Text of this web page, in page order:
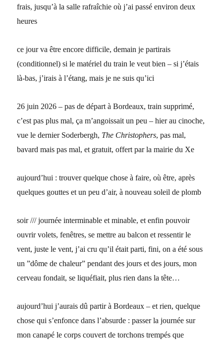
frais, jusqu’à la salle rafraîchie où j’ai passé environ deux
heures
ce jour va être encore difficile, demain je partirais
(conditionnel) si le matériel du train le veut bien – si j’étais
là-bas, j’irais à l’étang, mais je ne suis qu’ici
26 juin 2026 – pas de départ à Bordeaux, train supprimé,
c’est pas plus mal, ça m’angoissait un peu – hier au cinoche,
vue le dernier Soderbergh, The Christophers, pas mal,
bavard mais pas mal, et gratuit, offert par la mairie du Xe
aujourd’hui : trouver quelque chose à faire, où être, après
quelques gouttes et un peu d’air, à nouveau soleil de plomb
soir /// journée interminable et minable, et enfin pouvoir
ouvrir volets, fenêtres, se mettre au balcon et ressentir le
vent, juste le vent, j’ai cru qu’il était parti, fini, on a été sous
un ”dôme de chaleur” pendant des jours et des jours, mon
cerveau fondait, se liquéfiait, plus rien dans la tête…
aujourd’hui j’aurais dû partir à Bordeaux – et rien, quelque
chose qui s’enfonce dans l’absurde : passer la journée sur
mon canapé le corps couvert de torchons trempés que